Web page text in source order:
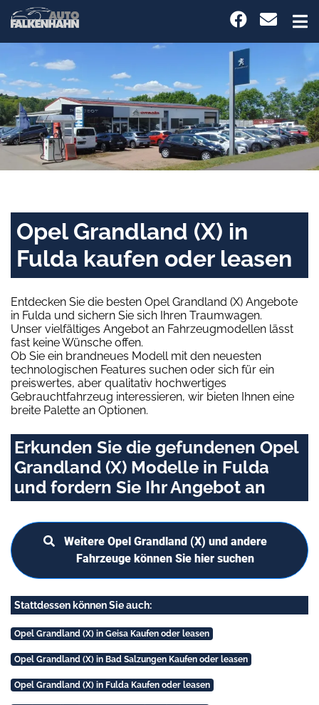
Opel Grandland (X) in
Fulda kaufen oder leasen
Entdecken Sie die besten Opel Grandland (X) Angebote
in Fulda und sichern Sie sich Ihren Traumwagen.
Unser vielfältiges Angebot an Fahrzeugmodellen lässt
fast keine Wünsche offen.
Ob Sie ein brandneues Modell mit den neuesten
technologischen Features suchen oder sich für ein
preiswertes, aber qualitativ hochwertiges
Gebrauchtfahrzeug interessieren, wir bieten Ihnen eine
breite Palette an Optionen.
Erkunden Sie die gefundenen Opel
Grandland (X) Modelle in Fulda
und fordern Sie Ihr Angebot an
Weitere Opel Grandland (X) und andere
Fahrzeuge können Sie hier suchen
Stattdessen können Sie auch:
Opel Grandland (X) in Geisa Kaufen oder leasen
Opel Grandland (X) in Bad Salzungen Kaufen oder leasen
Opel Grandland (X) in Fulda Kaufen oder leasen